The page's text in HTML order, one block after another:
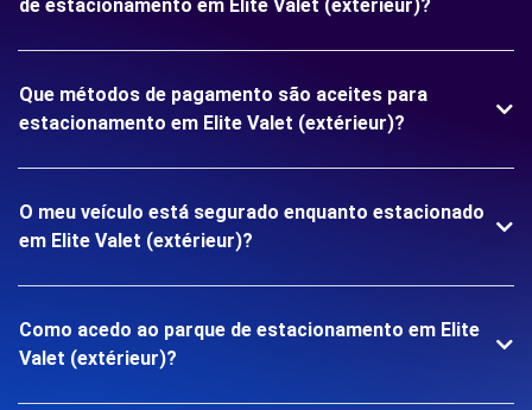
de estacionamento em Elite Valet (extérieur)?
Que métodos de pagamento são aceites para
estacionamento em Elite Valet (extérieur)?
O meu veículo está segurado enquanto estacionado
em Elite Valet (extérieur)?
Como acedo ao parque de estacionamento em Elite
Valet (extérieur)?